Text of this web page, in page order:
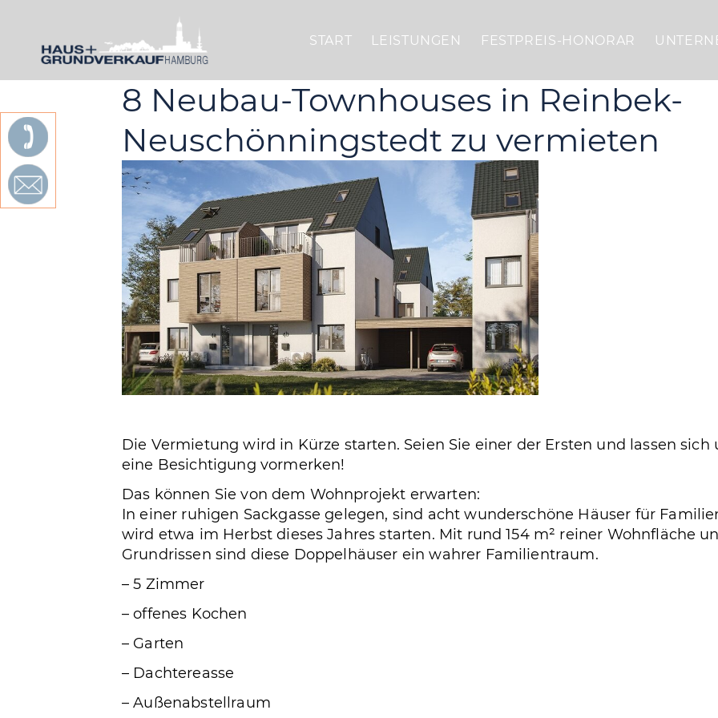
START LEISTUNGEN FESTPREIS-HONORAR
8 Neubau-Townhouses in Reinbek-
Neuschönningstedt zu vermieten
Die Vermietung wird in Kürze starten. Seien Sie einer der Ersten und lassen sich
eine Besichtigung vormerken!
Das können Sie von dem Wohnprojekt erwarten:
In einer ruhigen Sackgasse gelegen, sind acht wunderschöne Häuser für
wird etwa im Herbst dieses Jahres starten. Mit rund 154 m² reiner Wohnfläche
Grundrissen sind diese Doppelhäuser ein wahrer Familientraum.
– 5 Zimmer
– offenes Kochen
– Garten
– Dachtereasse
– Außenabstellraum